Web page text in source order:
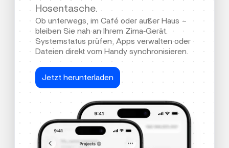
Hosentasche.
Ob unterwegs, im Café oder außer Haus –
bleiben Sie nah an Ihrem Zima‑Gerät.
Systemstatus prüfen, Apps verwalten oder
Dateien direkt vom Handy synchronisieren.
Jetzt herunterladen